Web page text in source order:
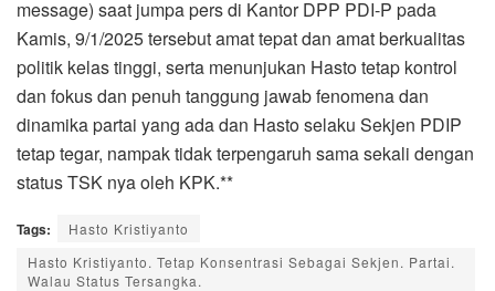
message) saat jumpa pers di Kantor DPP PDI-P pada
Kamis, 9/1/2025 tersebut amat tepat dan amat berkualitas
politik kelas tinggi, serta menunjukan Hasto tetap kontrol
dan fokus dan penuh tanggung jawab fenomena dan
dinamika partai yang ada dan Hasto selaku Sekjen PDIP
tetap tegar, nampak tidak terpengaruh sama sekali dengan
status TSK nya oleh KPK.**
Tags:
Hasto Kristiyanto
Hasto Kristiyanto. Tetap Konsentrasi Sebagai Sekjen. Partai.
Walau Status Tersangka.